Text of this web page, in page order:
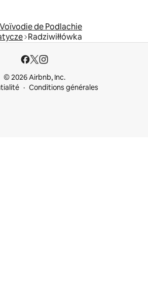
Voïvodie de Podlachie
Radziwiłłówka
© 2026 Airbnb, Inc.
Conditions générales